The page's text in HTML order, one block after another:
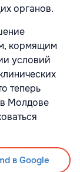
органов.
кормящим
условий
теперь
Молдове
в Google